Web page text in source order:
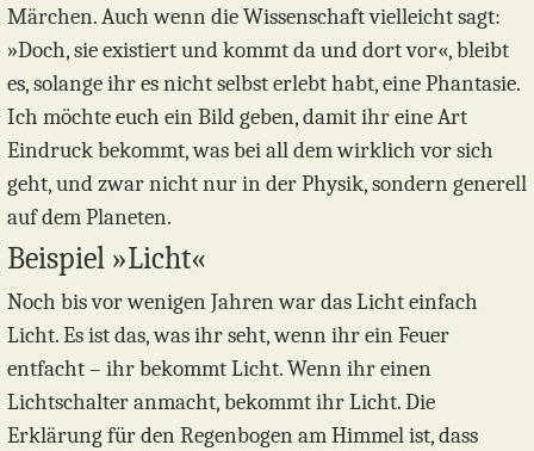
Märchen. Auch wenn die Wissenschaft vielleicht sagt:
»Doch, sie existiert und kommt da und dort vor«, bleibt
es, solange ihr es nicht selbst erlebt habt, eine Phantasie.
Ich möchte euch ein Bild geben, damit ihr eine Art
Eindruck bekommt, was bei all dem wirklich vor sich
geht, und zwar nicht nur in der Physik, sondern generell
auf dem Planeten.
Beispiel »Licht«
Noch bis vor wenigen Jahren war das Licht einfach
Licht. Es ist das, was ihr seht, wenn ihr ein Feuer
entfacht – ihr bekommt Licht. Wenn ihr einen
Lichtschalter anmacht, bekommt ihr Licht. Die
Erklärung für den Regenbogen am Himmel ist, dass